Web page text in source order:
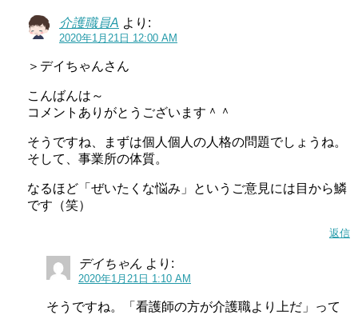
介護職員A より:
2020年1月21日 12:00 AM
＞デイちゃんさん
こんばんは～
コメントありがとうございます＾＾
そうですね、まずは個人個人の人格の問題でしょうね。
そして、事業所の体質。
なるほど「ぜいたくな悩み」というご意見には目から鱗
です（笑）
返信
デイちゃん より:
2020年1月21日 1:10 AM
そうですね。「看護師の方が介護職より上だ」って